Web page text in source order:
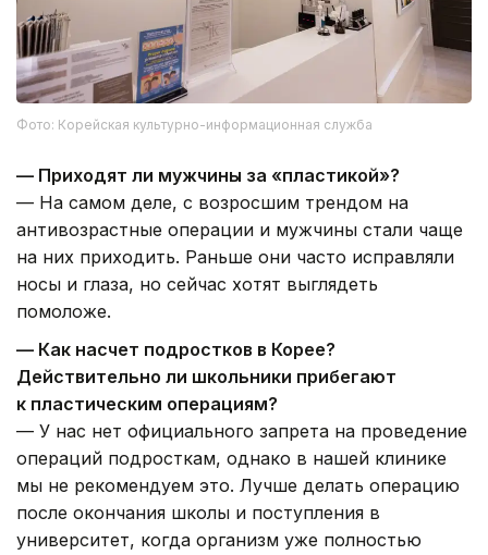
Фото: Корейская культурно-информационная служба
— Приходят ли мужчины за «пластикой»?
— На самом деле, с возросшим трендом на
антивозрастные операции и мужчины стали чаще
на них приходить. Раньше они часто исправляли
носы и глаза, но сейчас хотят выглядеть
помоложе.
— Как насчет подростков в Корее?
Действительно ли школьники прибегают
к пластическим операциям?
— У нас нет официального запрета на проведение
операций подросткам, однако в нашей клинике
мы не рекомендуем это. Лучше делать операцию
после окончания школы и поступления в
университет, когда организм уже полностью